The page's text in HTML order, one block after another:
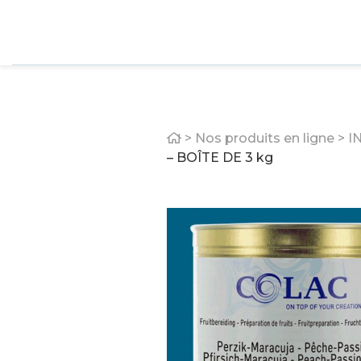
Home
> Nos produits en ligne >
– BOÎTE DE 3 kg